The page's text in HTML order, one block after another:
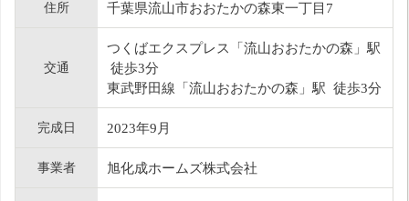
住所 千葉県流山市おおたかの森東一丁目7
交通
つくばエクスプレス「流山おおたかの森」駅
徒歩3分
東武野田線「流山おおたかの森」駅 徒歩3分
完成日 2023年9月
事業者 旭化成ホームズ株式会社